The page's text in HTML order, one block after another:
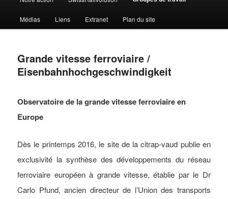
Médias Liens Extranet Plan du site
Grande vitesse ferroviaire /
Eisenbahnhochgeschwindigkeit
Observatoire de la grande vitesse ferroviaire en
Europe
Dès le printemps 2016, le site de la citrap-vaud publie en
exclusivité la synthèse des développements du réseau
ferroviaire européen à grande vitesse, établie par le Dr
Carlo Pfund, ancien directeur de l’Union des transports